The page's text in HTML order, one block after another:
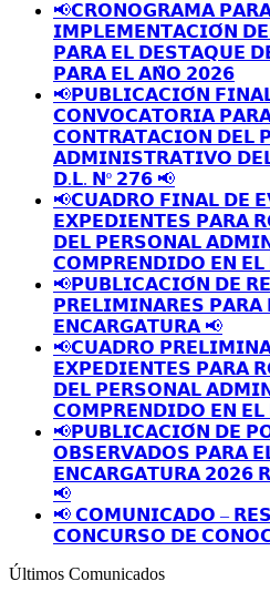
📢𝗖𝗥𝗢𝗡𝗢𝗚𝗥𝗔𝗠𝗔
𝗜𝗠𝗣𝗟𝗘𝗠𝗘𝗡𝗧𝗔𝗖𝗜𝗢́𝗡
𝗣𝗔𝗥𝗔 𝗘𝗟 𝗗𝗘𝗦𝗧𝗔𝗤𝗨𝗘
𝗣𝗔𝗥𝗔 𝗘𝗟 𝗔𝗡̃𝗢 𝟮𝟬𝟮𝟲
📢𝗣𝗨𝗕𝗟𝗜𝗖𝗔𝗖𝗜𝗢́𝗡
𝗖𝗢𝗡𝗩𝗢𝗖𝗔𝗧𝗢𝗥𝗜𝗔
𝗖𝗢𝗡𝗧𝗥𝗔𝗧𝗔𝗖𝗜𝗢𝗡 𝗗𝗘𝗟
𝗔𝗗𝗠𝗜𝗡𝗜𝗦𝗧𝗥𝗔𝗧𝗜𝗩𝗢
𝗗.𝗟. 𝗡º 𝟮𝟳𝟲 📢
📢𝗖𝗨𝗔𝗗𝗥𝗢 𝗙𝗜𝗡𝗔𝗟 𝗗𝗘
𝗘𝗫𝗣𝗘𝗗𝗜𝗘𝗡𝗧𝗘𝗦 𝗣𝗔𝗥𝗔
𝗗𝗘𝗟 𝗣𝗘𝗥𝗦𝗢𝗡𝗔𝗟
𝗖𝗢𝗠𝗣𝗥𝗘𝗡𝗗𝗜𝗗𝗢 𝗘𝗡 𝗘𝗟
📢𝗣𝗨𝗕𝗟𝗜𝗖𝗔𝗖𝗜𝗢́𝗡 𝗗𝗘
𝗣𝗥𝗘𝗟𝗜𝗠𝗜𝗡𝗔𝗥𝗘𝗦
𝗘𝗡𝗖𝗔𝗥𝗚𝗔𝗧𝗨𝗥𝗔 📢
📢𝗖𝗨𝗔𝗗𝗥𝗢
𝗘𝗫𝗣𝗘𝗗𝗜𝗘𝗡𝗧𝗘𝗦 𝗣𝗔𝗥𝗔
𝗗𝗘𝗟 𝗣𝗘𝗥𝗦𝗢𝗡𝗔𝗟
𝗖𝗢𝗠𝗣𝗥𝗘𝗡𝗗𝗜𝗗𝗢 𝗘𝗡 𝗘𝗟
📢𝗣𝗨𝗕𝗟𝗜𝗖𝗔𝗖𝗜𝗢́𝗡 𝗗𝗘
𝗢𝗕𝗦𝗘𝗥𝗩𝗔𝗗𝗢𝗦 𝗣𝗔𝗥𝗔
𝗘𝗡𝗖𝗔𝗥𝗚𝗔𝗧𝗨𝗥𝗔 𝟮𝟬𝟮𝟲
📢
📢 𝗖𝗢𝗠𝗨𝗡𝗜𝗖𝗔𝗗𝗢 –
𝗖𝗢𝗡𝗖𝗨𝗥𝗦𝗢 𝗗𝗘
Últimos Comunicados